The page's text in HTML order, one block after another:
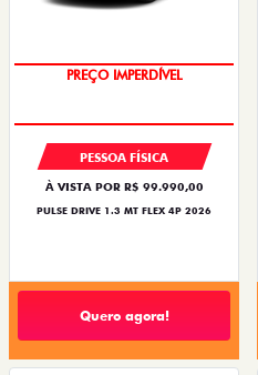
PREÇO IMPERDÍVEL
PESSOA FÍSICA
À VISTA POR R$ 99.990,00
PULSE DRIVE 1.3 MT FLEX 4P 2026
Quero agora!